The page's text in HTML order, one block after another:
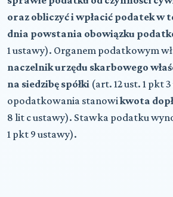
oraz obliczyć i wpłacić podatek w
dnia powstania obowiązku
1 ustawy). Organem podatkowym
naczelnik urzędu skarbowego
na siedzibę spółki (art. 12 ust. 1 pkt
opodatkowania stanowikwota
8 lit c ustawy). Stawka podatku
1 pkt 9 ustawy).